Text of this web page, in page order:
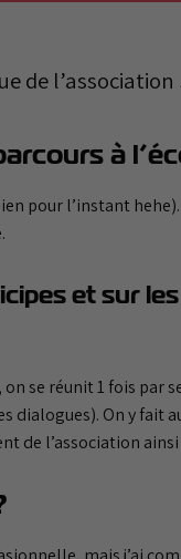
de l’association
à
pour l’instant
et sur
se réunit 1 fois par
On y fait
de l’association